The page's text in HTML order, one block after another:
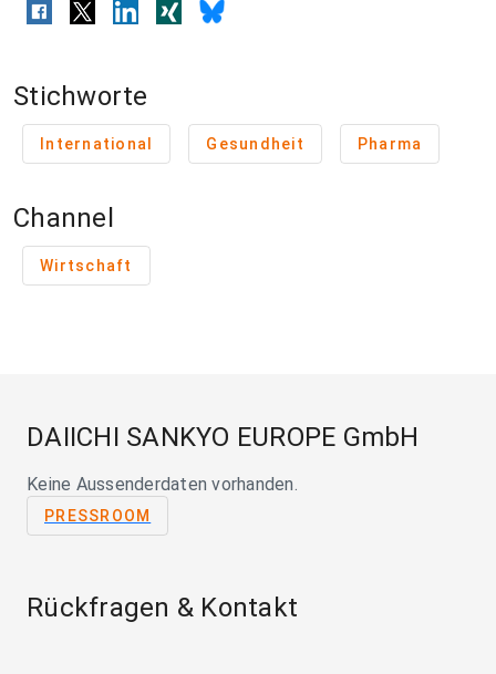
Stichworte
International Gesundheit Pharma
Channel
Wirtschaft
DAIICHI SANKYO EUROPE GmbH
Keine Aussenderdaten vorhanden.
PRESSROOM
Rückfragen & Kontakt